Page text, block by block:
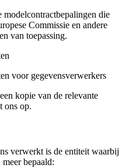
modelcontractbepalingen die
Commissie en andere
van toepassing.
voor gegevensverwerkers
​​kopie van de relevante
ons op.
verwerkt is de entiteit waarbij
bepaald: